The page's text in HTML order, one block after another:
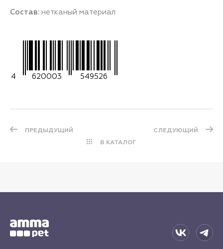
Состав: нетканый материал
4 620003 549526
ПРЕДЫДУЩИЙ
В КАТАЛОГ
СЛЕДУЮЩИЙ